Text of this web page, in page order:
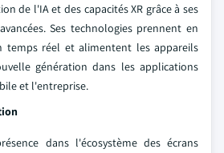
de l'IA et des capacités XR grâce à ses
Ses technologies prennent en
temps réel et alimentent les appareils
génération dans les applications
et l'entreprise.
dans l'écosystème des écrans